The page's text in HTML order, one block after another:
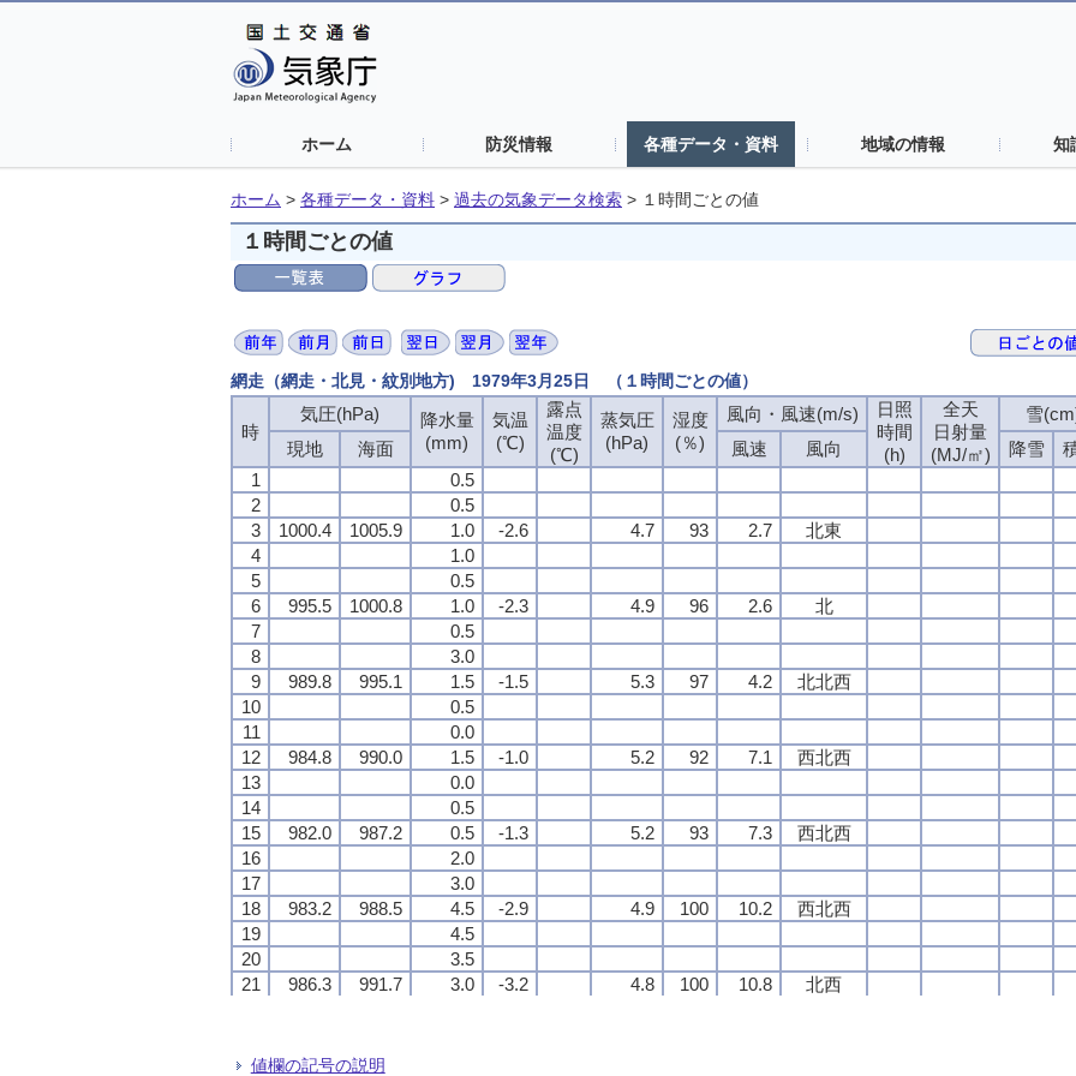
ホーム 防災情報 各種データ・資料 地域の情報 知
ホーム > 各種データ・資料 > 過去の気象データ検索 > １時間ごとの値
１時間ごとの値
網走（網走・北見・紋別地方) 1979年3月25日 （１時間ごとの値）
時
気圧(hPa)
降水量
(mm)
気温
(℃)
露点
温度
(℃)
蒸気圧
(hPa)
湿度
(％)
風向・風速(m/s)
日照
時間
(h)
全天
日射量
(MJ/㎡)
雪
現地 海面 風速 風向 降雪
1
0.5
2
0.5
3
1000.4 1005.9 1.0 -2.6 4.7 93 2.7 北東
4
1.0
5
0.5
6
995.5 1000.8 1.0 -2.3 4.9 96 2.6 北
7
0.5
8
3.0
9
989.8 995.1 1.5 -1.5 5.3 97 4.2 北北西
10
0.5
11
0.0
12
984.8 990.0 1.5 -1.0 5.2 92 7.1 西北西
13
0.0
14
0.5
15
982.0 987.2 0.5 -1.3 5.2 93 7.3 西北西
16
2.0
17
3.0
18
983.2 988.5 4.5 -2.9 4.9 100 10.2 西北西
19
4.5
20
3.5
21
986.3 991.7 3.0 -3.2 4.8 100 10.8 北西
24
990.0 995.4
時
気圧(hPa)
降水量
(mm)
気温
(℃)
露点
温度
(℃)
蒸気圧
(hPa)
湿度
(％)
風向・風速(m/s)
日照
時間
(h)
全天
日射量
(MJ/㎡)
雪
現地 海面 風速 風向 降雪
1
0.5
2
0.5
3
1000.4 1005.9 1.0 -2.6 4.7 93 2.7 北東
4
1.0
5
0.5
6
995.5 1000.8 1.0 -2.3 4.9 96 2.6 北
7
0.5
8
3.0
9
989.8 995.1 1.5 -1.5 5.3 97 4.2 北北西
10
0.5
11
0.0
12
984.8 990.0 1.5 -1.0 5.2 92 7.1 西北西
13
0.0
14
0.5
15
982.0 987.2 0.5 -1.3 5.2 93 7.3 西北西
16
2.0
17
3.0
18
983.2 988.5 4.5 -2.9 4.9 100 10.2 西北西
19
4.5
20
3.5
21
986.3 991.7 3.0 -3.2 4.8 100 10.8 北西
24
990.0 995.4
時
気圧(hPa)
降水量
(mm)
気温
(℃)
露点
温度
(℃)
蒸気圧
(hPa)
湿度
(％)
風向・風速(m/s)
日照
時間
(h)
全天
日射量
(MJ/㎡)
雪
現地 海面 風速 風向 降雪
1
0.5
2
0.5
3
1000.4 1005.9 1.0 -2.6 4.7 93 2.7 北東
4
1.0
5
0.5
6
995.5 1000.8 1.0 -2.3 4.9 96 2.6 北
7
0.5
8
3.0
9
989.8 995.1 1.5 -1.5 5.3 97 4.2 北北西
10
0.5
11
0.0
12
984.8 990.0 1.5 -1.0 5.2 92 7.1 西北西
13
0.0
14
0.5
15
982.0 987.2 0.5 -1.3 5.2 93 7.3 西北西
16
2.0
17
3.0
18
983.2 988.5 4.5 -2.9 4.9 100 10.2 西北西
19
4.5
20
3.5
21
986.3 991.7 3.0 -3.2 4.8 100 10.8 北西
24
990.0 995.4
時
気圧(hPa)
降水量
(mm)
気温
(℃)
露点
温度
(℃)
蒸気圧
(hPa)
湿度
(％)
風向・風速(m/s)
日照
時間
(h)
全天
日射量
(MJ/㎡)
雪
現地 海面 風速 風向 降雪
1
0.5
2
0.5
3
1000.4 1005.9 1.0 -2.6 4.7 93 2.7 北東
4
1.0
5
0.5
6
995.5 1000.8 1.0 -2.3 4.9 96 2.6 北
7
0.5
8
3.0
9
989.8 995.1 1.5 -1.5 5.3 97 4.2 北北西
10
0.5
11
0.0
12
984.8 990.0 1.5 -1.0 5.2 92 7.1 西北西
13
0.0
14
0.5
15
982.0 987.2 0.5 -1.3 5.2 93 7.3 西北西
16
2.0
17
3.0
18
983.2 988.5 4.5 -2.9 4.9 100 10.2 西北西
19
4.5
20
3.5
21
986.3 991.7 3.0 -3.2 4.8 100 10.8 北西
24
990.0 995.4
値欄の記号の説明